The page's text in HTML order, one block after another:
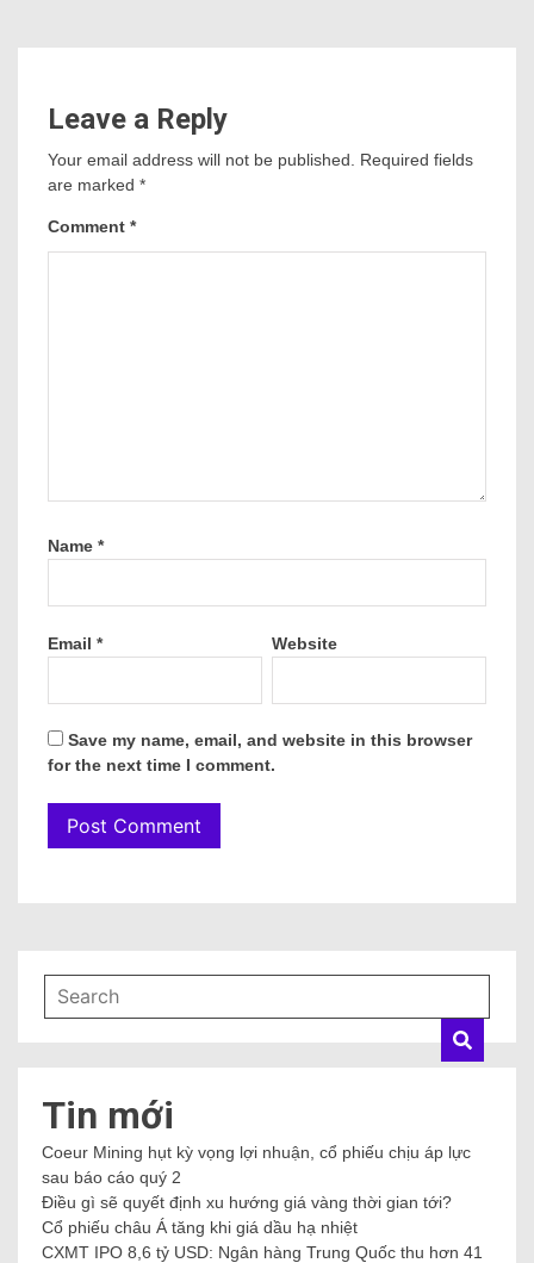
Leave a Reply
Your email address will not be published. Required fields
are marked *
Comment *
Name *
Email * Website
Save my name, email, and website in this browser
for the next time I comment.
Tin mới
Coeur Mining hụt kỳ vọng lợi nhuận, cổ phiếu chịu áp lực
sau báo cáo quý 2
Điều gì sẽ quyết định xu hướng giá vàng thời gian tới?
Cổ phiếu châu Á tăng khi giá dầu hạ nhiệt
CXMT IPO 8,6 tỷ USD: Ngân hàng Trung Quốc thu hơn 41